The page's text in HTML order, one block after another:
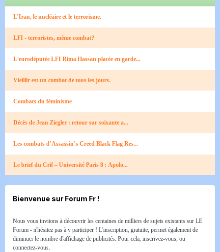
L’Iran, le nucléaire et le terrorisme.
LFI - terroristes, même combat?
L'eurodéputée LFI Rima Hassan placée en garde...
Vieillir est un combat de tous les jours.
Combats du féminisme
Décès de Jean Ziegler : retour sur soixante a...
Les combats d’Assassin’s Creed Black Flag Res...
Le brief du Crif – Université Paris 8 : Apolo...
Bienvenue sur Forum Fr !
Nous vous invitons à découvrir les centaines de milliers de sujets existants sur LE
Forum - n'hésitez pas à y participer ! L'inscription, gratuite, permet également de
diminuer le nombre d'affichage de publicités. Pour cela, inscrivez-vous, ou
connectez-vous.